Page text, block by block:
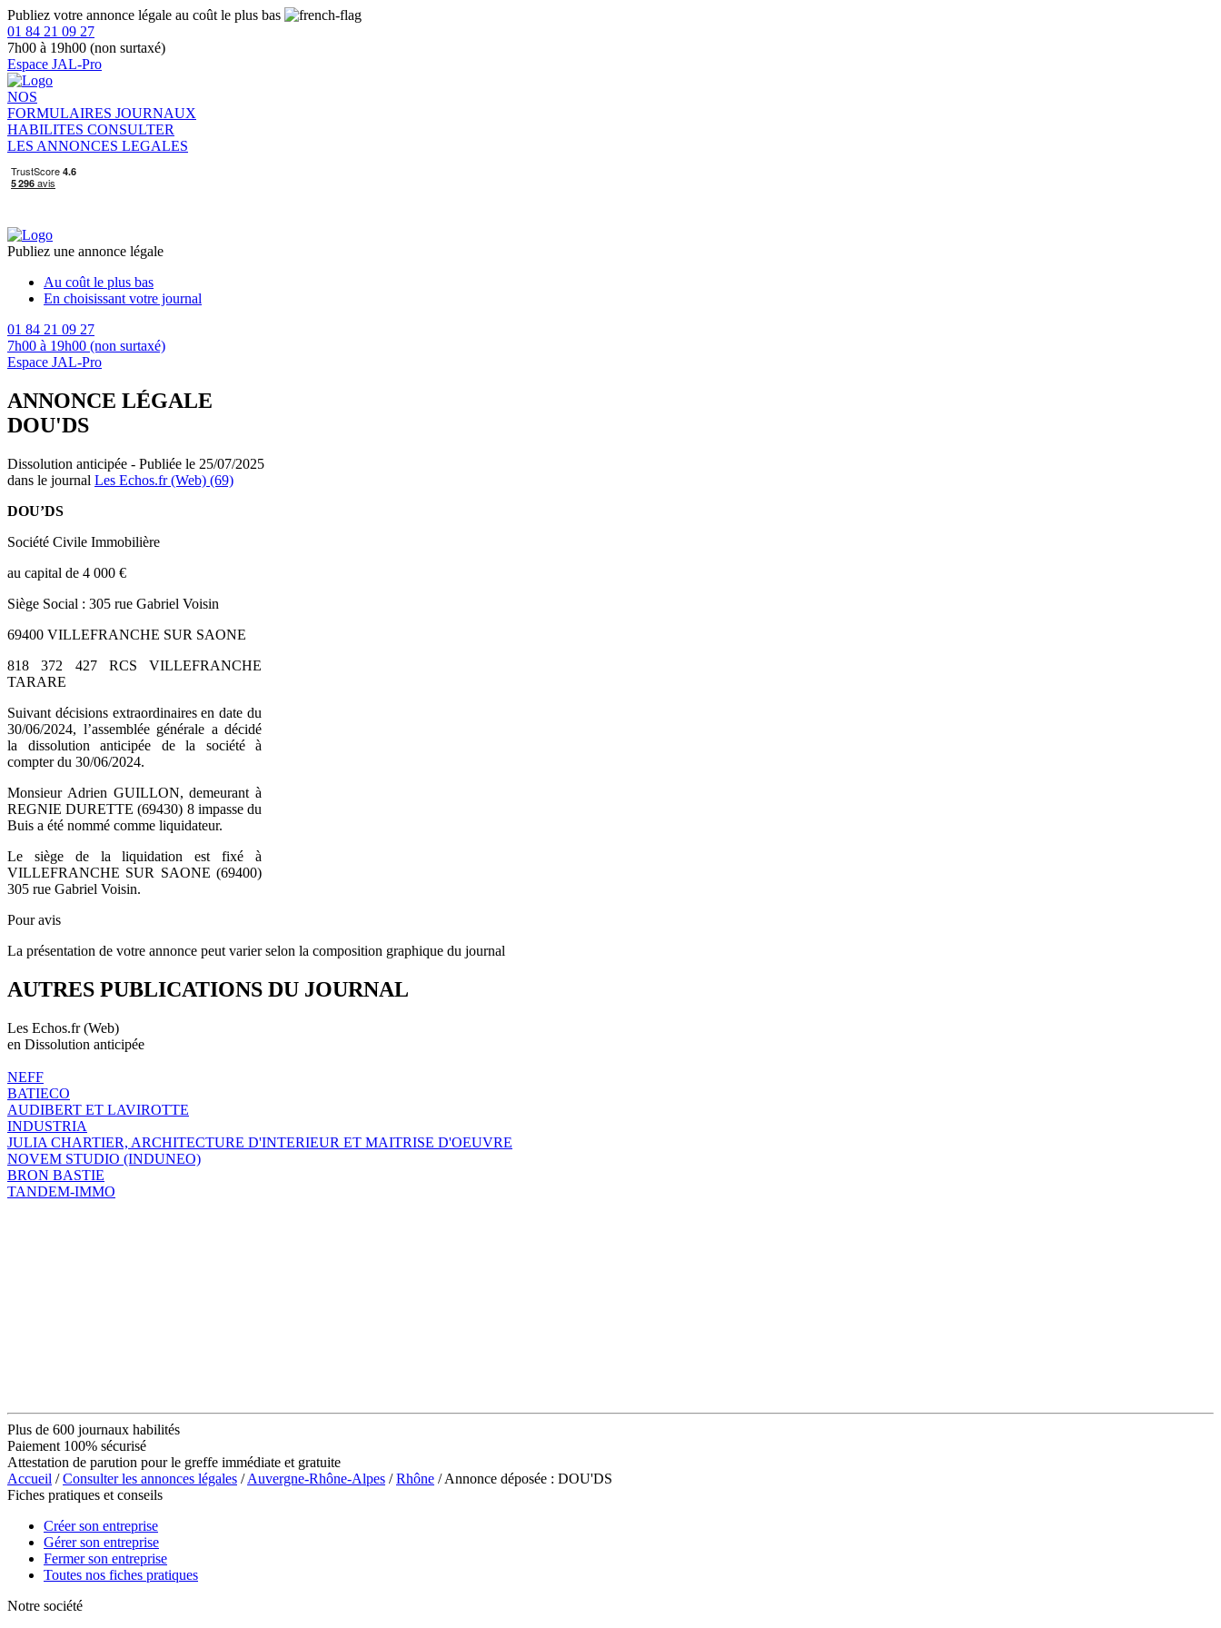
Publiez votre annonce légale au coût le plus bas
01 84 21 09 27
7h00 à 19h00 (non surtaxé)
Espace JAL-Pro
NOS
FORMULAIRES JOURNAUX
HABILITES CONSULTER
LES ANNONCES LEGALES
Publiez une annonce légale
Au coût le plus bas
En choisissant votre journal
01 84 21 09 27
7h00 à 19h00 (non surtaxé)
Espace JAL-Pro
ANNONCE LÉGALE
DOU'DS
Dissolution anticipée - Publiée le 25/07/2025
dans le journal Les Echos.fr (Web) (69)
DOU’DS
Société Civile Immobilière
au capital de 4 000 €
Siège Social : 305 rue Gabriel Voisin
69400 VILLEFRANCHE SUR SAONE
818 372 427 RCS VILLEFRANCHE
TARARE
Suivant décisions extraordinaires en date du
30/06/2024, l’assemblée générale a décidé
la dissolution anticipée de la société à
compter du 30/06/2024.
Monsieur Adrien GUILLON, demeurant à
REGNIE DURETTE (69430) 8 impasse du
Buis a été nommé comme liquidateur.
Le siège de la liquidation est fixé à
VILLEFRANCHE SUR SAONE (69400)
305 rue Gabriel Voisin.
Pour avis
La présentation de votre annonce peut varier selon la composition graphique du journal
AUTRES PUBLICATIONS DU JOURNAL
Les Echos.fr (Web)
en Dissolution anticipée
NEFF
BATIECO
AUDIBERT ET LAVIROTTE
INDUSTRIA
JULIA CHARTIER, ARCHITECTURE D'INTERIEUR ET MAITRISE D'OEUVRE
NOVEM STUDIO (INDUNEO)
BRON BASTIE
TANDEM-IMMO
Plus de 600 journaux habilités
Paiement 100% sécurisé
Attestation de parution pour le greffe immédiate et gratuite
Accueil /Consulter les annonces légales /Auvergne-Rhône-Alpes /Rhône / Annonce déposée : DOU'DS
Fiches pratiques et conseils
Créer son entreprise
Gérer son entreprise
Fermer son entreprise
Toutes nos fiches pratiques
Notre société